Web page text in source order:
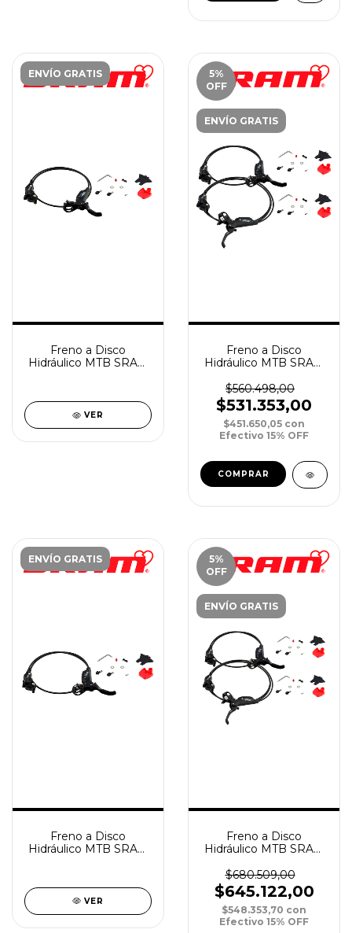
ENVÍO GRATIS
Freno a Disco
Hidráulico MTB SRAM
VER
5%
OFF
ENVÍO GRATIS
Freno a Disco
Hidráulico MTB SRAM
950mm Tras/Der
2000mm (PAR)
$560.498,00
$531.353,00
$451.650,05 con
Efectivo 15% OFF
ENVÍO GRATIS
Freno a Disco
Hidráulico MTB SRAM
VER
5%
OFF
ENVÍO GRATIS
Freno a Disco
Hidráulico MTB SRAM
950mm Tras/Der
2000mm (PAR)
$680.509,00
$645.122,00
$548.353,70 con
Efectivo 15% OFF